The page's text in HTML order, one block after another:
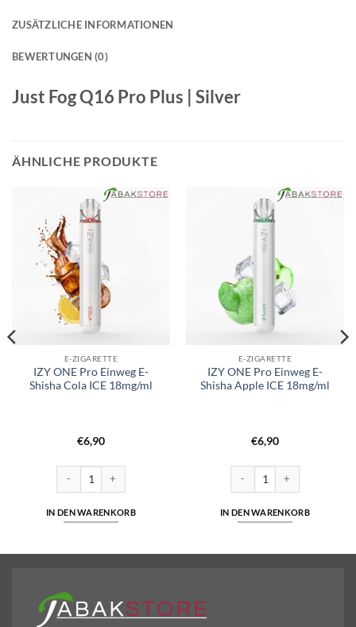
ZUSÄTZLICHE INFORMATIONEN
BEWERTUNGEN (0)
Just Fog Q16 Pro Plus | Silver
ÄHNLICHE PRODUKTE
E-ZIGARETTE
IZY ONE Pro Einweg E-
Shisha Cola ICE 18mg/ml
€6,90
IN DEN WARENKORB
E-ZIGARETTE
IZY ONE Pro Einweg E-
Shisha Apple ICE 18mg/ml
€6,90
IN DEN WARENKORB